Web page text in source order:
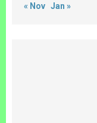
« Nov Jan »